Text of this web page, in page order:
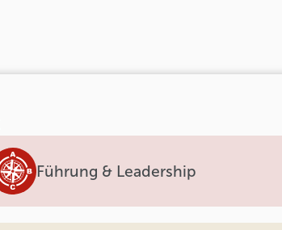
Führung & Leadership